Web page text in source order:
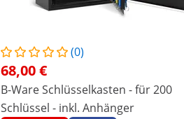
(0)
68,00 €
B-Ware Schlüsselkasten - für 200
Schlüssel - inkl. Anhänger